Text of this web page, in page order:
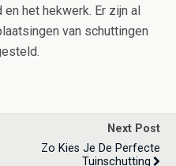
het hekwerk. Er zijn al
van schuttingen
Next Post
Zo Kies Je De Perfecte
Tuinschutting